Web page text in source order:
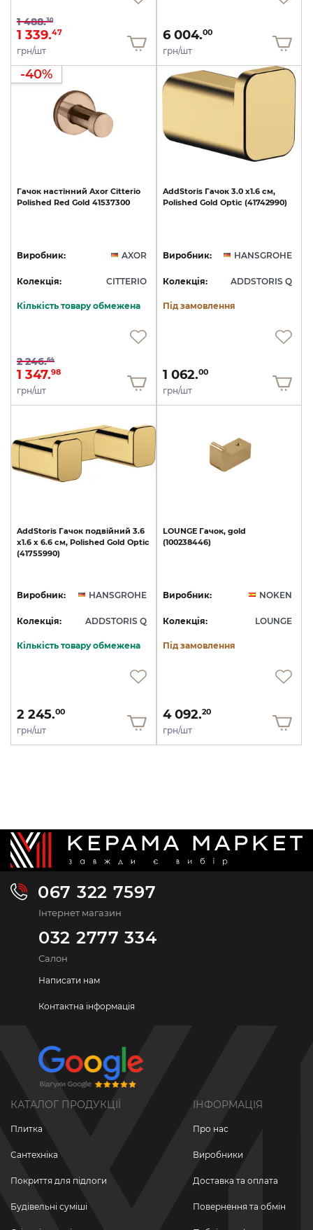
1 488.30
1 339.47
грн/шт
6 004.00
грн/шт
-40%
Гачок настінний Axor Citterio
Polished Red Gold 41537300
Виробник: AXOR
Колекція: CITTERIO
Кількість товару обмежена
2 246.64
1 347.98
грн/шт
AddStoris Гачок 3.0 х1.6 см,
Polished Gold Optic (41742990)
Виробник: HANSGROHE
Колекція: ADDSTORIS Q
Під замовлення
1 062.00
грн/шт
AddStoris Гачок подвійний 3.6
х1.6 x 6.6 см, Polished Gold Optic
(41755990)
Виробник: HANSGROHE
Колекція: ADDSTORIS Q
Кількість товару обмежена
2 245.00
грн/шт
LOUNGE Гачок, gold
(100238446)
Виробник: NOKEN
Колекція: LOUNGE
Під замовлення
4 092.20
грн/шт
067 322 7597
Інтернет магазин
032 2777 334
Салон
Написати нам
Контактна інформація
КАТАЛОГ ПРОДУКЦІЇ
Плитка
Сантехніка
Покриття для підлоги
Будівельні суміші
ІНФОРМАЦІЯ
Про нас
Виробники
Доставка та оплата
Повернення та обмін